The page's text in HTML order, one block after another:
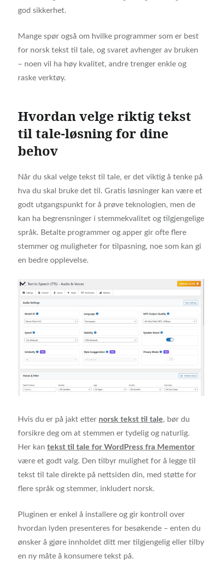
god sikkerhet.
Mange spør også om hvilke programmer som er best
for norsk tekst til tale, og svaret avhenger av bruken
– noen vil ha høy kvalitet, andre trenger enkle og
raske verktøy.
Hvordan velge riktig tekst
til tale-løsning for dine
behov
Når du skal velge tekst til tale, er det viktig å tenke på
hva du skal bruke det til. Gratis løsninger kan være et
godt utgangspunkt for å prøve teknologien, men de
kan ha begrensninger i stemmekvalitet og tilgjengelige
språk. Betalte programmer og apper gir ofte flere
stemmer og muligheter for tilpasning, noe som kan gi
en bedre opplevelse.
Hvis du er på jakt etter norsk tekst til tale, bør du
forsikre deg om at stemmen er tydelig og naturlig.
Her kan tekst til tale for WordPress fra Mementor
være et godt valg. Den tilbyr mulighet for å legge til
tekst til tale direkte på nettsiden din, med støtte for
flere språk og stemmer, inkludert norsk.
Pluginen er enkel å installere og gir kontroll over
hvordan lyden presenteres for besøkende – enten du
ønsker å gjøre innholdet ditt mer tilgjengelig eller tilby
en ny måte å konsumere tekst på.